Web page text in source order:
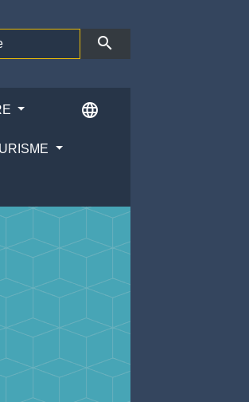
search
language